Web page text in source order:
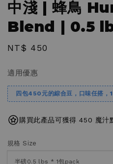
中淺 | 蜂鳥
Blend | 0.5
Regular
NT$ 450
適用優惠
四包450元的綜合豆，口味任搭，
購買此產品可獲得 450 魔汁
規格 Size